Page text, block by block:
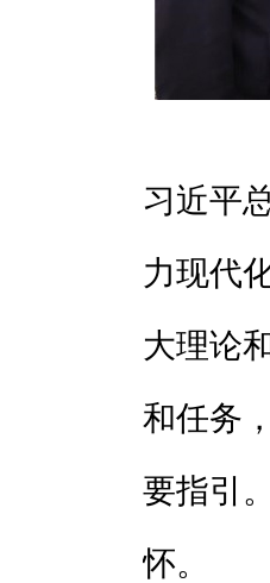
习近平
力现代
大理论
和任务
要指引
怀。